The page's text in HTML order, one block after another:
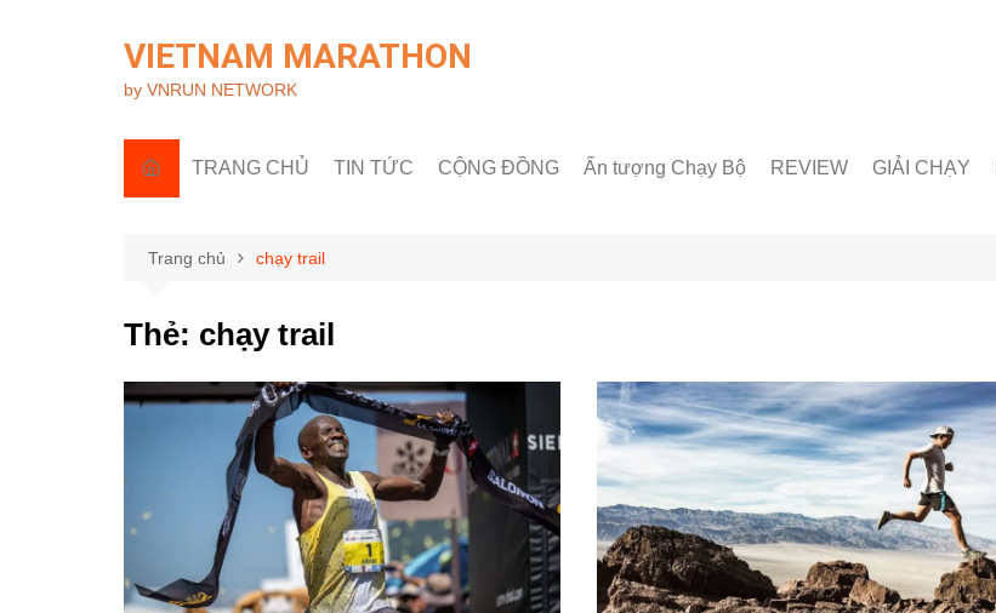
VIETNAM MARATHON
by VNRUN NETWORK
TRANG CHỦ TIN TỨC CỘNG ĐỒNG Ấn tượng Chạy Bộ REVIEW GIẢI CHẠY
Trang chủ chạy trail
Thẻ: chạy trail